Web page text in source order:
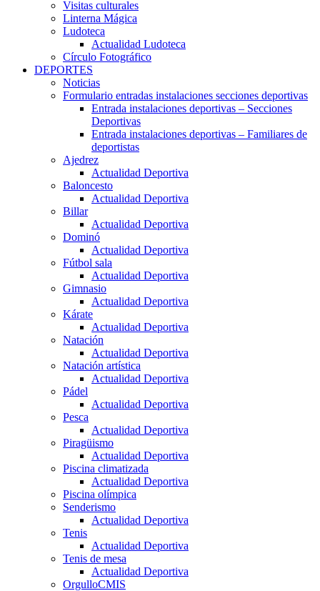
Visitas culturales
Linterna Mágica
Ludoteca
Actualidad Ludoteca
Círculo Fotográfico
DEPORTES
Noticias
Formulario entradas instalaciones secciones deportivas
Entrada instalaciones deportivas – Secciones
Deportivas
Entrada instalaciones deportivas – Familiares de
deportistas
Ajedrez
Actualidad Deportiva
Baloncesto
Actualidad Deportiva
Billar
Actualidad Deportiva
Dominó
Actualidad Deportiva
Fútbol sala
Actualidad Deportiva
Gimnasio
Actualidad Deportiva
Kárate
Actualidad Deportiva
Natación
Actualidad Deportiva
Natación artística
Actualidad Deportiva
Pádel
Actualidad Deportiva
Pesca
Actualidad Deportiva
Piragüismo
Actualidad Deportiva
Piscina climatizada
Actualidad Deportiva
Piscina olímpica
Senderismo
Actualidad Deportiva
Tenis
Actualidad Deportiva
Tenis de mesa
Actualidad Deportiva
OrgulloCMIS